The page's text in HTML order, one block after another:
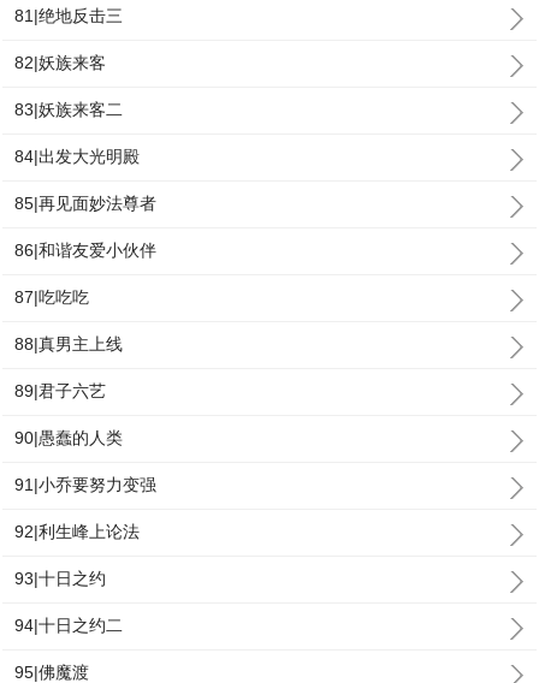
81|绝地反击三
82|妖族来客
83|妖族来客二
84|出发大光明殿
85|再见面妙法尊者
86|和谐友爱小伙伴
87|吃吃吃
88|真男主上线
89|君子六艺
90|愚蠢的人类
91|小乔要努力变强
92|利生峰上论法
93|十日之约
94|十日之约二
95|佛魔渡